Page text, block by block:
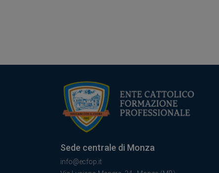
Sede centrale di Monza
info@ecfop.it